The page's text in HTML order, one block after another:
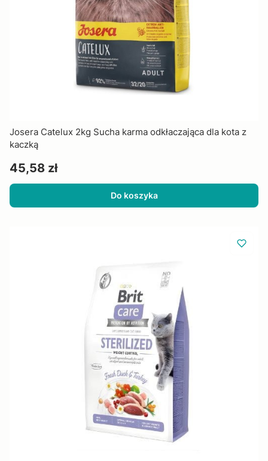
Josera Catelux 2kg Sucha karma odkłaczająca dla kota z
kaczką
Cena
45,58 zł
Do koszyka